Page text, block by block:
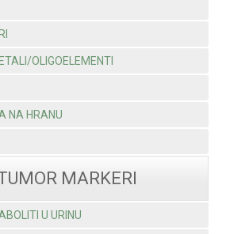
OLIGOELEMENTI
NA HRANU
MARKERI
U URINU